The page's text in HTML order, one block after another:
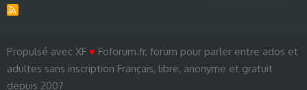
Propulsé avec XF ♥ Foforum.fr, forum pour parler entre ados et
adultes sans inscription Français, libre, anonyme et gratuit
depuis 2007